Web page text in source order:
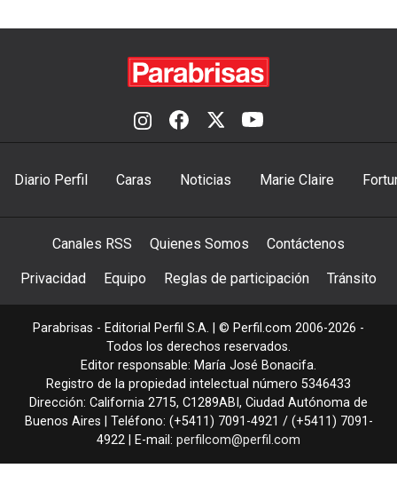
Diario Perfil Caras Noticias Marie Claire
Canales RSS Quienes Somos Contáctenos
Privacidad Equipo Reglas de participación Tránsito
Parabrisas - Editorial Perfil S.A. | © Perfil.com 2006-2026 -
Todos los derechos reservados.
Editor responsable: María José Bonacifa.
Registro de la propiedad intelectual número 5346433
Dirección: California 2715, C1289ABI , Ciudad Autónoma de
Buenos Aires | Teléfono: (+5411) 7091-4921 / (+5411) 7091-
4922 | E-mail: perfilcom@perfil.com